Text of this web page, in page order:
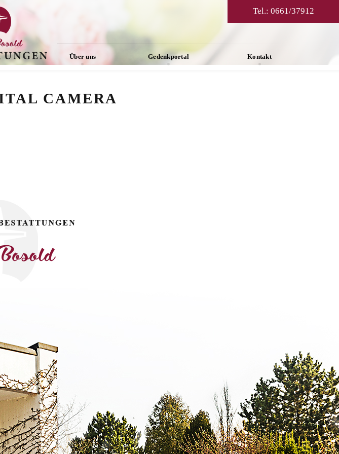
Über uns Gedenkportal Kontakt
Tel.: 0661/37912
CAMERA